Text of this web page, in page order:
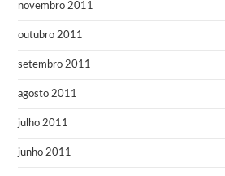
novembro 2011
outubro 2011
setembro 2011
agosto 2011
julho 2011
junho 2011